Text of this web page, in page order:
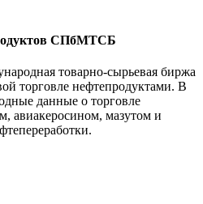
СПбМТСБ
товарно-сырьевая биржа
торговле нефтепродуктами. В
данные о торговле
авиакеросином, мазутом и